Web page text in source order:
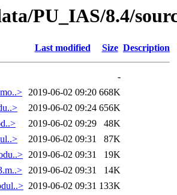
PU_IAS/8.4/
Last modified Size Description
-
2019-06-02 09:20 668K
2019-06-02 09:24 656K
2019-06-02 09:29
48K
2019-06-02 09:31
87K
2019-06-02 09:31
19K
2019-06-02 09:31
14K
2019-06-02 09:31 133K